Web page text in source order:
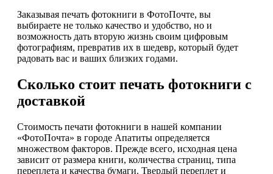
Заказывая печать фотокниги в ФотоПочте, вы
выбираете не только качество и удобство, но и
возможность дать вторую жизнь своим цифровым
фотографиям, превратив их в шедевр, который будет
радовать вас и ваших близких годами.
Сколько стоит печать фотокниги с
доставкой
Стоимость печати фотокниги в нашей компании
«ФотоПочта» в городе Апатиты определяется
множеством факторов. Прежде всего, исходная цена
зависит от размера книги, количества страниц, типа
переплета и качества бумаги. Твердый переплет и